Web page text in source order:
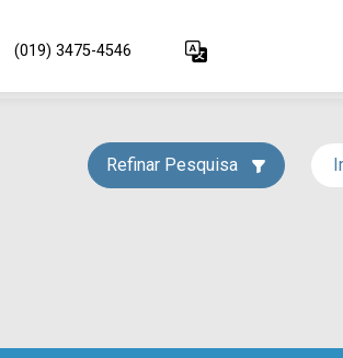
(019) 3475-4546
Refinar Pesquisa